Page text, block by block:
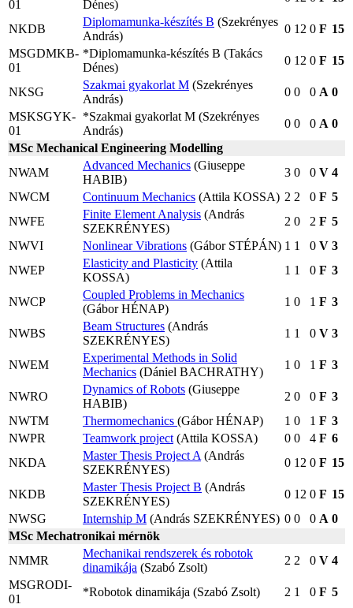
01 Dénes)
NKDB
Diplomamunka-készítés B (Szekrényes
András)
0 12 0 F 15
MSGDMKB-
01
*Diplomamunka-készítés B (Takács
Dénes)
0 12 0 F 15
NKSG
Szakmai gyakorlat M (Szekrényes
András)
0 0 0 A 0
MSKSGYK-
01
*Szakmai gyakorlat M (Szekrényes
András)
0 0 0 A 0
MSc Mechanical Engineering Modelling
NWAM
Advanced Mechanics (Giuseppe
HABIB)
3 0 0 V 4
NWCM
Continuum Mechanics (Attila KOSSA) 2 2 0 F 5
NWFE
Finite Element Analysis (András
SZEKRÉNYES)
2 0 2 F 5
NWVI
Nonlinear Vibrations (Gábor STÉPÁN) 1 1 0 V 3
NWEP
Elasticity and Plasticity (Attila
KOSSA)
1 1 0 F 3
NWCP
Coupled Problems in Mechanics
(Gábor HÉNAP)
1 0 1 F 3
NWBS
Beam Structures (András
SZEKRÉNYES)
1 1 0 V 3
NWEM
Experimental Methods in Solid
Mechanics (Dániel BACHRATHY)
1 0 1 F 3
NWRO
Dynamics of Robots (Giuseppe
HABIB)
2 0 0 F 3
NWTM
Thermomechanics (Gábor HÉNAP) 1 0 1 F 3
NWPR
Teamwork project (Attila KOSSA) 0 0 4 F 6
NKDA
Master Thesis Project A (András
SZEKRÉNYES)
0 12 0 F 15
NKDB
Master Thesis Project B (András
SZEKRÉNYES)
0 12 0 F 15
NWSG
Internship M (András SZEKRÉNYES) 0 0 0 A 0
MSc Mechatronikai mérnök
NMMR
Mechanikai rendszerek és robotok
dinamikája (Szabó Zsolt)
2 2 0 V 4
MSGRODI-
01
*Robotok dinamikája (Szabó Zsolt) 2 1 0 F 5